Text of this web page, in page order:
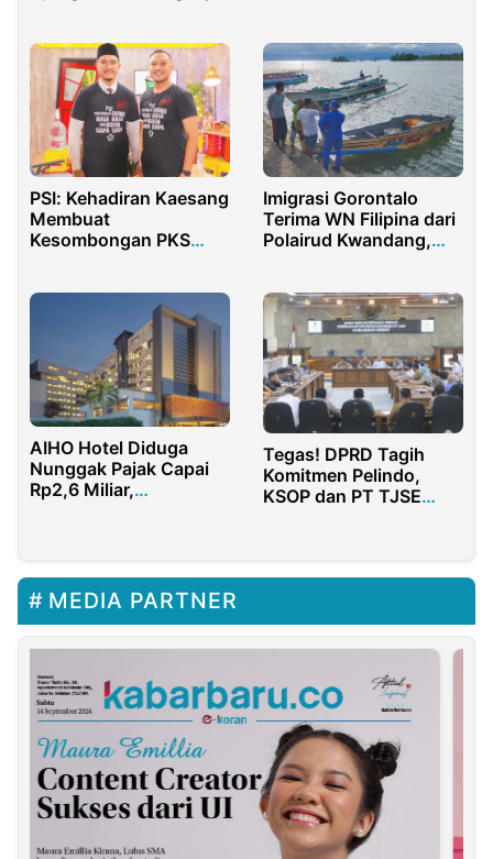
PSI: Kehadiran Kaesang
Membuat
Kesombongan PKS
Imigrasi Gorontalo
Terima WN Filipina dari
Polairud Kwandang,
AIHO Hotel Diduga
Nunggak Pajak Capai
Rp2,6 Miliar,
Tegas! DPRD Tagih
Komitmen Pelindo,
KSOP dan PT TJSE
MEDIA PARTNER